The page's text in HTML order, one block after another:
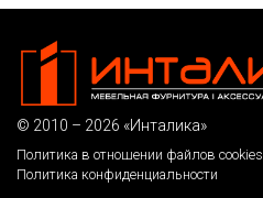
© 2010 – 2026 «Инталика»
Политика в отношении файлов cookies
Политика конфиденциальности